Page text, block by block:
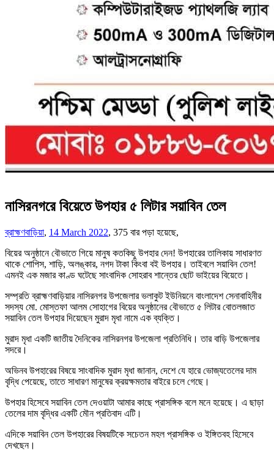
নাসিরনগরে বিয়েতে উপহার ৫ লিটার সয়াবিন তেল
ব্রাহ্মণবাড়িয়া, 14 March 2022, 375 বার পড়া হয়েছে,
বিয়ের অনুষ্ঠানে বৌভাতে গিয়ে মানুষ কতকিছু উপহার দেন! উপহারের তালিকায় সাধারণত
থাকে শোপিস, শাড়ি, অলঙ্কার, নগদ টাকা কিংবা বই উপহার। তাইবলে সয়াবিন তেল!
এমনই এক মজার কাণ্ড ঘটেছে সাংবাদিক সোহরাব শান্তের ছোট ভাইয়ের বিয়েতে।
সম্প্রতি ব্রাহ্মণবাড়িয়ার নাসিরনগর উপজেলার ভলাকুট ইউনিয়নে বাংলাদেশ সেনাবাহিনীর
সদস্য মো. মোস্তফা আলম সোহাগের বিয়ের অনুষ্ঠানের বৌভাতে ৫ লিটার বোতলজাত
সয়াবিন তেল উপহার দিয়েছেন মুরাদ মৃধা নামে এক ব্যক্তি।
মুরাদ মৃধা একটি জাতীয় দৈনিকের নাসিরনগর উপজেলা প্রতিনিধি। তার বাড়ি উপজেলার
সদরে।
অভিনব উপহারের বিষয়ে সাংবাদিক মুরাদ মৃধা জানান, দেশে যে হারে ভোজ্যতেলের দাম
বৃদ্ধি পেয়েছে, তাতে সাধারণ মানুষের ক্রয়ক্ষমতার বাইরে চলে গেছে।
উপহার হিসেবে সয়াবিন তেল দেওয়াটা আমার কাছে প্রাসঙ্গিক বলে মনে হয়েছে। এ ছাড়া
তেলের দাম বৃদ্ধির একটি মৌন প্রতিবাদ এটি।
এদিকে সয়াবিন তেল উপহারের বিষয়টিকে সচেতন মহল প্রাসঙ্গিক ও ইঙ্গিতবহ হিসেবে
দেখছেন।